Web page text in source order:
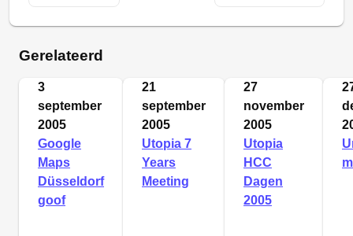
Gerelateerd
3
september
2005
Google
Maps
Düsseldorf
goof
21
september
2005
Utopia 7
Years
Meeting
27
november
2005
Utopia
HCC
Dagen
2005